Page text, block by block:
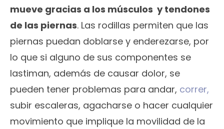
mueve gracias a los músculos y tendones
de las piernas. Las rodillas permiten que las
piernas puedan doblarse y enderezarse, por
lo que si alguno de sus componentes se
lastiman, además de causar dolor, se
pueden tener problemas para andar, correr,
subir escaleras, agacharse o hacer cualquier
movimiento que implique la movilidad de la